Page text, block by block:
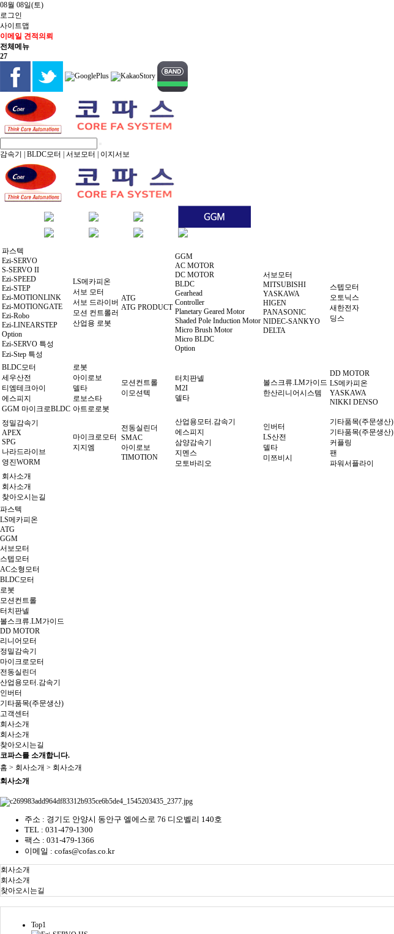
08월 08일(토)
로그인
사이트맵
이메일 견적의뢰
전체메뉴
27
감속기 BLDC모터 서보모터 이지서보
파스텍
Ezi-SERVO
S-SERVO II
Ezi-SPEED
Ezi-STEP
Ezi-MOTIONLINK
Ezi-MOTIONGATE
Ezi-Robo
Ezi-LINEARSTEP
Option
Ezi-SERVO 특성
Ezi-Step 특성
LS메카피온
서보 모터
서보 드라이버
모션 컨트롤러
산업용 로봇
ATG
ATG PRODUCT
GGM
AC MOTOR
DC MOTOR
BLDC
Gearhead
Controller
Planetary Geared Motor
Shaded Pole Induction Motor
Micro Brush Motor
Micro BLDC
Option
서보모터
MITSUBISHI
YASKAWA
HIGEN
PANASONIC
NIDEC-SANKYO
DELTA
스텝모터
오토닉스
새한전자
딩스
BLDC모터
세우산전
티엠테크아이
에스피지
GGM 마이크로BLDC
로봇
아이로보
델타
로보스타
아트로로봇
모션컨트롤
이모션텍
터치판넬
M2I
델타
볼스크류.LM가이드
한산리니어시스템
DD MOTOR
LS메카피온
YASKAWA
NIKKI DENSO
정밀감속기
APEX
SPG
나라드라이브
영진WORM
마이크로모터
지지엠
전동실린더
SMAC
아이로보
TIMOTION
산업용모터.감속기
에스피지
삼양감속기
지멘스
모토바리오
인버터
LS산전
델타
미쯔비시
기타품목(주문생산)
기타품목(주문생산)
커플링
팬
파워서플라이
회사소개
회사소개
찾아오시는길
파스텍
LS메카피온
ATG
GGM
서보모터
스텝모터
AC소형모터
BLDC모터
로봇
모션컨트롤
터치판넬
볼스크류.LM가이드
DD MOTOR
리니어모터
정밀감속기
마이크로모터
전동실린더
산업용모터.감속기
인버터
기타품목(주문생산)
고객센터
회사소개
회사소개
찾아오시는길
코파스를 소개합니다.
홈 > 회사소개 > 회사소개
회사소개
주소 : 경기도 안양시 동안구 엘에스로 76 디오벨리 140호
TEL : 031-479-1300
팩스 : 031-479-1366
이메일 : cofas@cofas.co.kr
회사소개
회사소개
찾아오시는길
Top1